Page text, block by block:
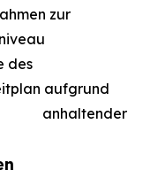
zur
des
aufgrund
anhaltender